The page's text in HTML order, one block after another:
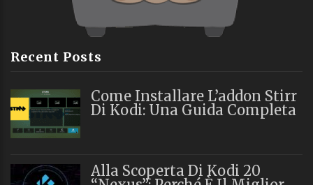
Recent Posts
Come Installare L’addon Stirr
Di Kodi: Una Guida Completa
Alla Scoperta Di Kodi 20